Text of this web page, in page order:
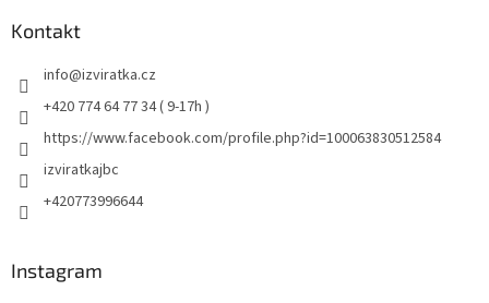
Kontakt
info@izviratka.cz
+420 774 64 77 34 ( 9-17h )
https://www.facebook.com/profile.php?id=100063830512584
izviratkajbc
+420773996644
Instagram